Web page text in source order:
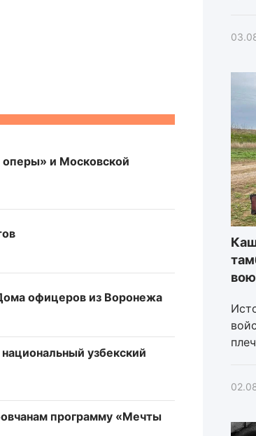
оперы» и Московской
офицеров из Воронежа
узбекский
программу «Мечты